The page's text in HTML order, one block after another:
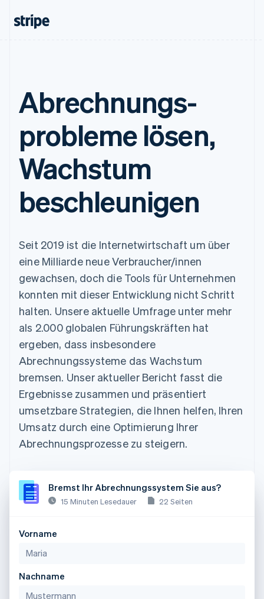
Abrechnungs­
probleme lösen,
Wachstum
beschleunigen
Seit 2019 ist die Internetwirtschaft um über
eine Milliarde neue Verbraucher/innen
gewachsen, doch die Tools für Unternehmen
konnten mit dieser Entwicklung nicht Schritt
halten. Unsere aktuelle Umfrage unter mehr
als 2.000 globalen Führungskräften hat
ergeben, dass insbesondere
Abrechnungssysteme das Wachstum
bremsen. Unser aktueller Bericht fasst die
Ergebnisse zusammen und präsentiert
umsetzbare Strategien, die Ihnen helfen, Ihren
Umsatz durch eine Optimierung Ihrer
Abrechnungsprozesse zu steigern.
Bremst Ihr Abrechnungssystem Sie aus?
15 Minuten Lesedauer 22 Seiten
Vorname
Nachname